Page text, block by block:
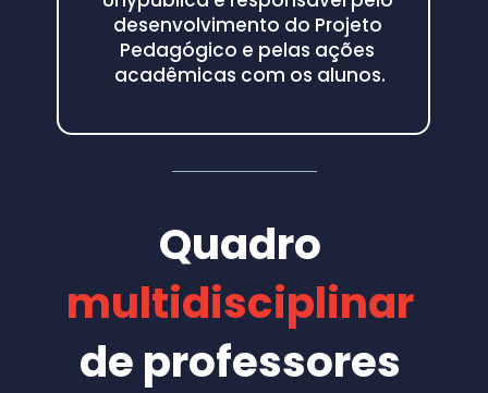
desenvolvimento do Projeto
Pedagógico e pelas ações
acadêmicas com os alunos.
Quadro
multidisciplinar
de professores